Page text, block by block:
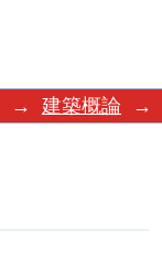
→ 建築概論 →